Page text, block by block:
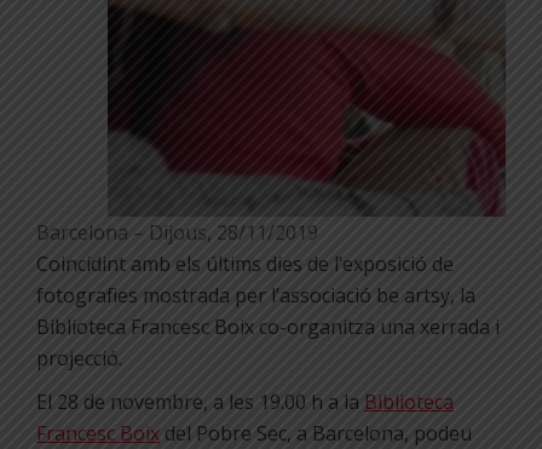
Barcelona – Dijous, 28/11/2019
Coincidint amb els últims dies de l’exposició de
fotografies mostrada per l’associació be artsy, la
Biblioteca Francesc Boix co-organitza una xerrada i
projecció.
El 28 de novembre, a les 19.00 h a la Biblioteca
Francesc Boix del Pobre Sec, a Barcelona, podeu